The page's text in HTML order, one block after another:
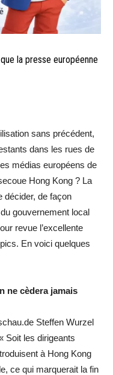
la presse européenne
sans précédent,
dans les rues de
médias européens de
Hong Kong ? La
décider, de façon
gouvernement local
revue l’excellente
En voici quelques
ne cèdera jamais
Steffen Wurzel
Soit les dirigeants
à Hong Kong
ce qui marquerait la fin